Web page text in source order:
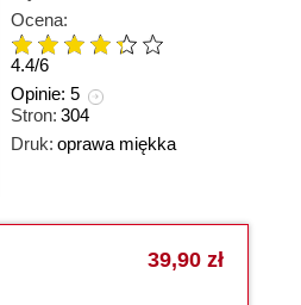
Ocena:
4.4/6
Opinie: 5
Stron: 304
Druk: oprawa miękka
39,90 zł